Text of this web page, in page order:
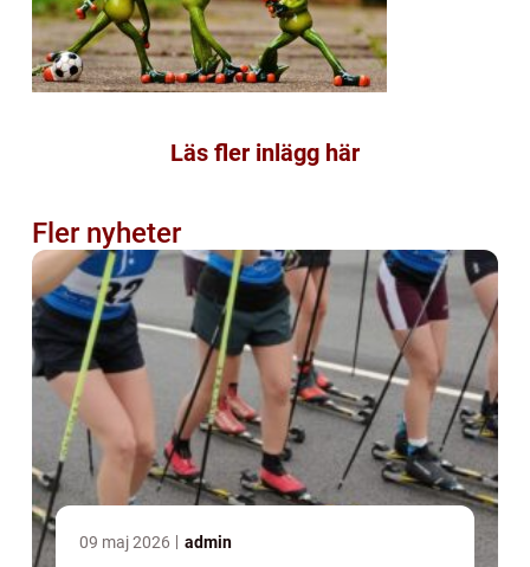
Läs fler inlägg här
Fler nyheter
09 maj 2026 admin